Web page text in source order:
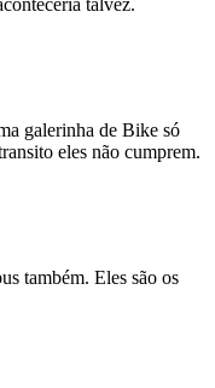
galerinha de Bike só
eles não cumprem.
também. Eles são os